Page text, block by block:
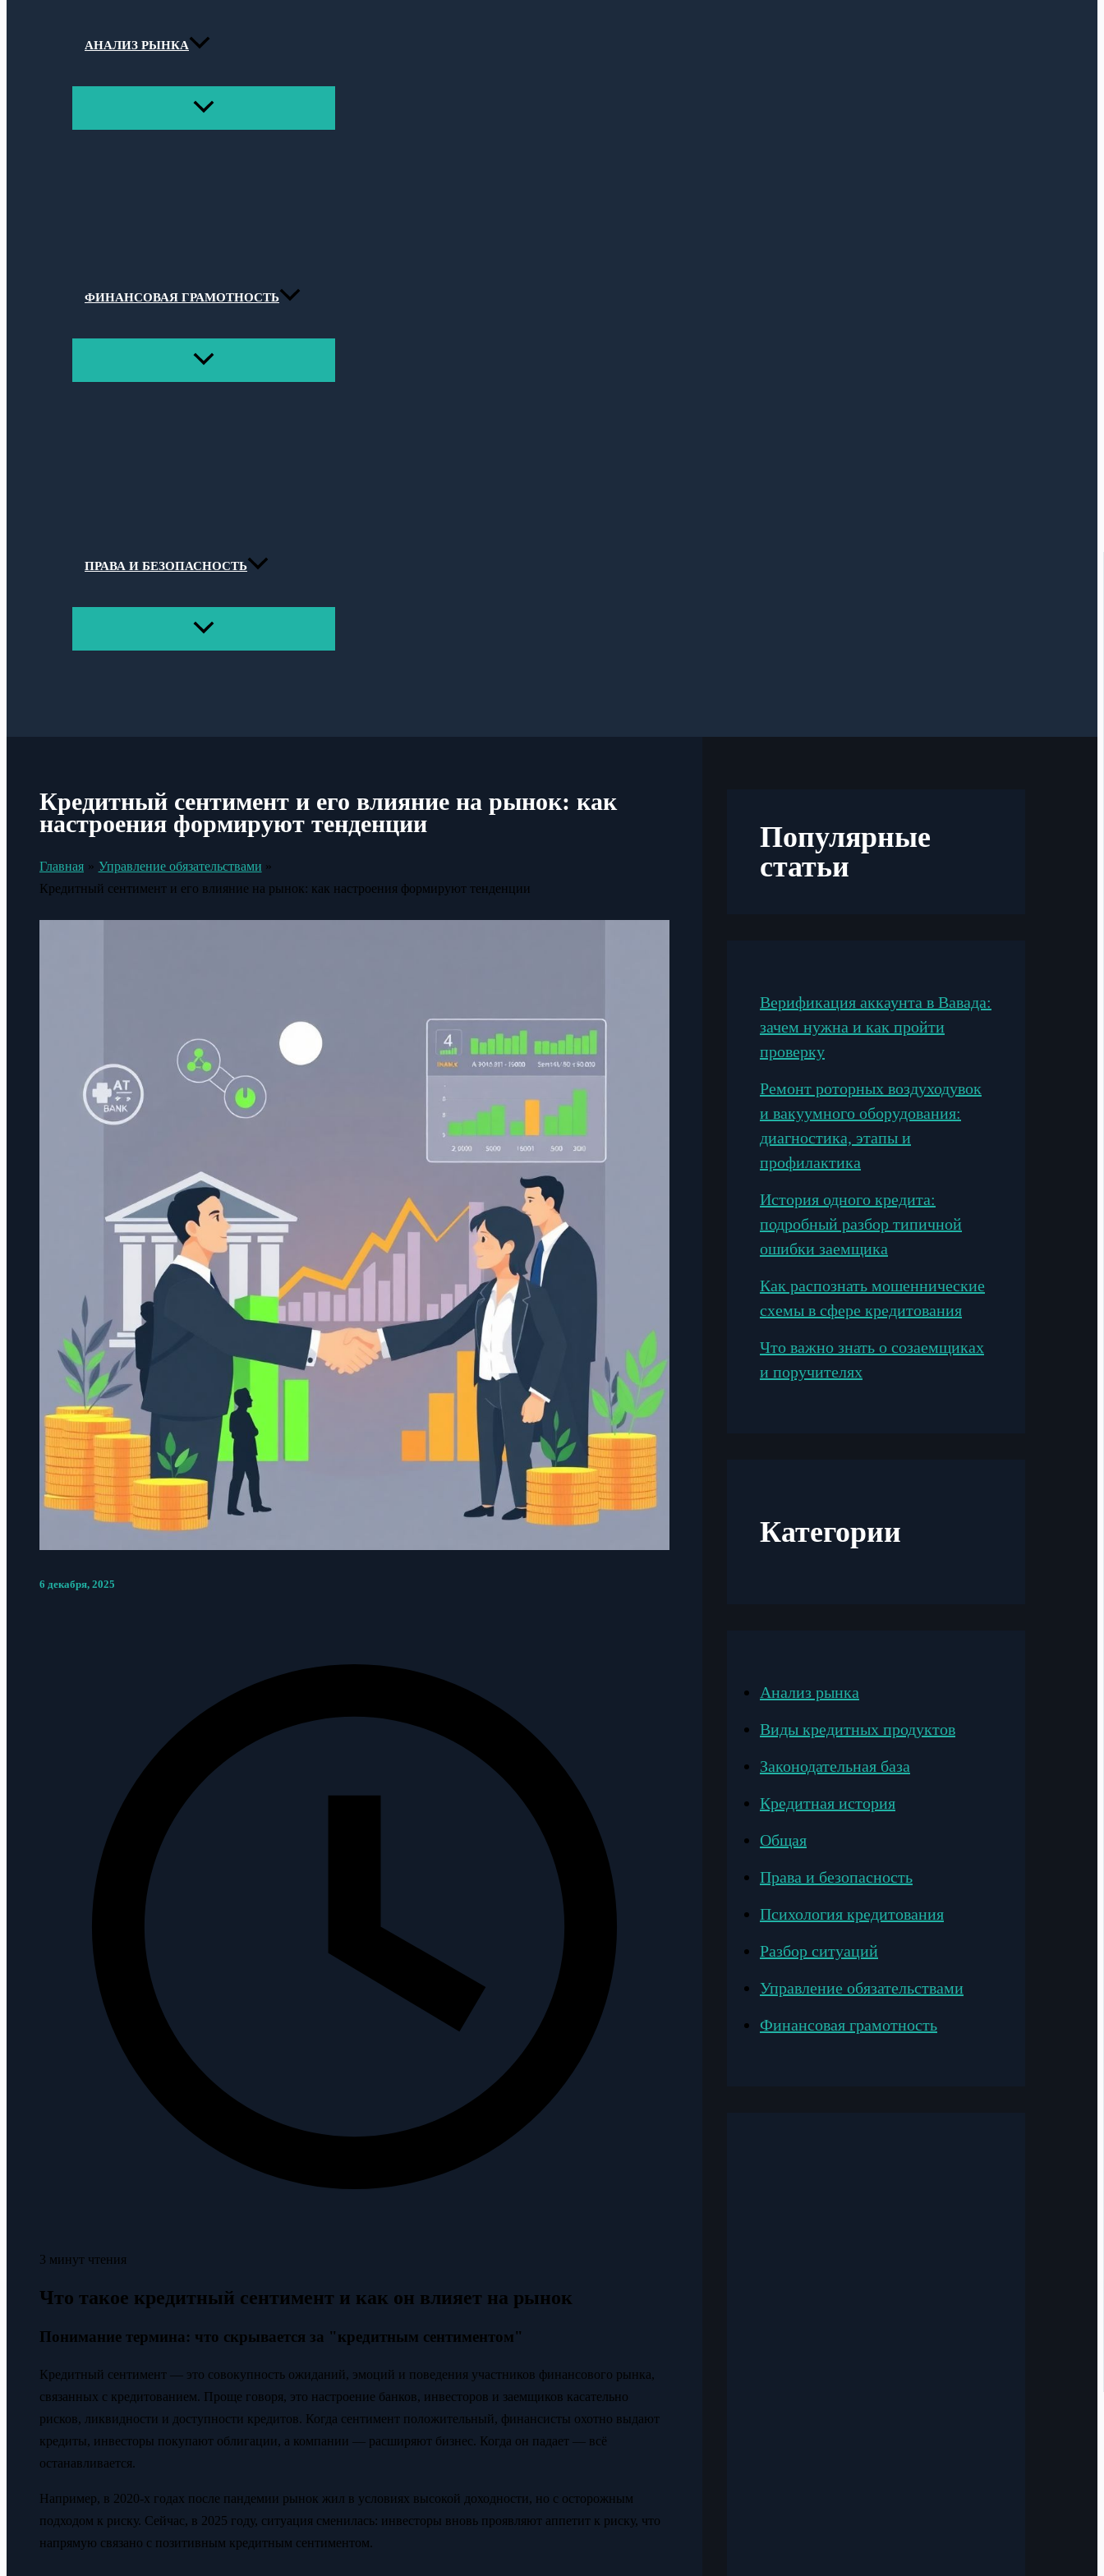
АНАЛИЗ РЫНКА
ПЕРЕКЛЮЧАТЕЛЬ
ФИНАНСОВАЯ ГРАМОТНОСТЬ
ПЕРЕКЛЮЧАТЕЛЬ
ПРАВА И БЕЗОПАСНОСТЬ
ПЕРЕКЛЮЧАТЕЛЬ
Кредитный сентимент и его влияние на рынок: как
настроения формируют тенденции
Главная
Управление обязательствами
Кредитный сентимент и его влияние на рынок: как настроения формируют тенденции
6 декабря, 2025
3 минут чтения
Что такое кредитный сентимент и как он влияет на рынок
Понимание термина: что скрывается за "кредитным сентиментом"
Кредитный сентимент — это совокупность ожиданий, эмоций и поведения участников финансового рынка,
связанных с кредитованием. Проще говоря, это настроение банков, инвесторов и заемщиков касательно
рисков, ликвидности и доступности кредитов. Когда сентимент положительный, финансисты охотно выдают
кредиты, инвесторы покупают облигации, а компании — расширяют бизнес. Когда он падает — всё
останавливается.
Например, в 2020-х годах после пандемии рынок жил в условиях высокой доходности, но с осторожным
подходом к риску. Сейчас, в 2025 году, ситуация сменилась: инвесторы вновь проявляют аппетит к риску, что
напрямую связано с позитивным кредитным сентиментом.
Популярные
статьи
Верификация аккаунта в Вавада:
зачем нужна и как пройти
проверку
Ремонт роторных воздуходувок
и вакуумного оборудования:
диагностика, этапы и
профилактика
История одного кредита:
подробный разбор типичной
ошибки заемщика
Как распознать мошеннические
схемы в сфере кредитования
Что важно знать о созаемщиках
и поручителях
Категории
Анализ рынка
Виды кредитных продуктов
Законодательная база
Кредитная история
Общая
Права и безопасность
Психология кредитования
Разбор ситуаций
Управление обязательствами
Финансовая грамотность